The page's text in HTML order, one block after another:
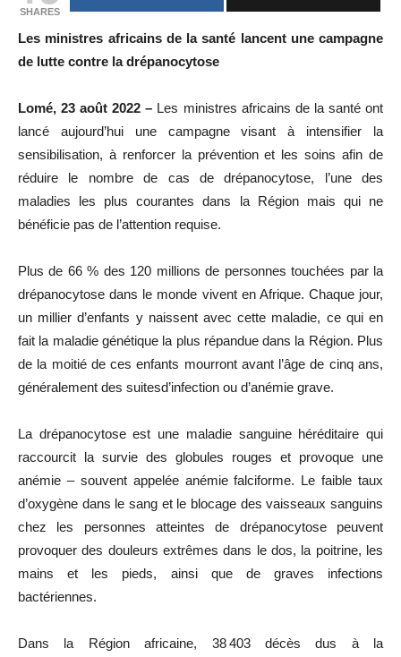
SHARES
Les ministres africains de la santé lancent une campagne
de lutte contre la drépanocytose
Lomé, 23 août 2022 – Les ministres africains de la santé ont
lancé aujourd’hui une campagne visant à intensifier la
sensibilisation, à renforcer la prévention et les soins afin de
réduire le nombre de cas de drépanocytose, l’une des
maladies les plus courantes dans la Région mais qui ne
bénéficie pas de l’attention requise.
Plus de 66 % des 120 millions de personnes touchées par la
drépanocytose dans le monde vivent en Afrique. Chaque jour,
un millier d’enfants y naissent avec cette maladie, ce qui en
fait la maladie génétique la plus répandue dans la Région. Plus
de la moitié de ces enfants mourront avant l’âge de cinq ans,
généralement des suitesd’infection ou d’anémie grave.
La drépanocytose est une maladie sanguine héréditaire qui
raccourcit la survie des globules rouges et provoque une
anémie – souvent appelée anémie falciforme. Le faible taux
d’oxygène dans le sang et le blocage des vaisseaux sanguins
chez les personnes atteintes de drépanocytose peuvent
provoquer des douleurs extrêmes dans le dos, la poitrine, les
mains et les pieds, ainsi que de graves infections
bactériennes.
Dans la Région africaine, 38 403 décès dus à la